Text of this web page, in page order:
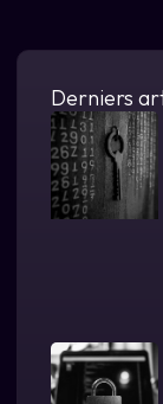
Derniers